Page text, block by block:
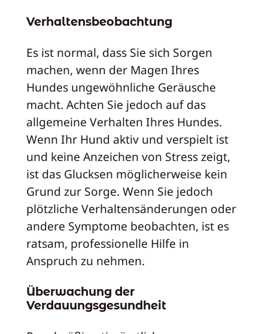
Verhaltensbeobachtung
Es ist normal, dass Sie sich Sorgen
machen, wenn der Magen Ihres
Hundes ungewöhnliche Geräusche
macht. Achten Sie jedoch auf das
allgemeine Verhalten Ihres Hundes.
Wenn Ihr Hund aktiv und verspielt ist
und keine Anzeichen von Stress zeigt,
ist das Glucksen möglicherweise kein
Grund zur Sorge. Wenn Sie jedoch
plötzliche Verhaltensänderungen oder
andere Symptome beobachten, ist es
ratsam, professionelle Hilfe in
Anspruch zu nehmen.
Überwachung der
Verdauungsgesundheit